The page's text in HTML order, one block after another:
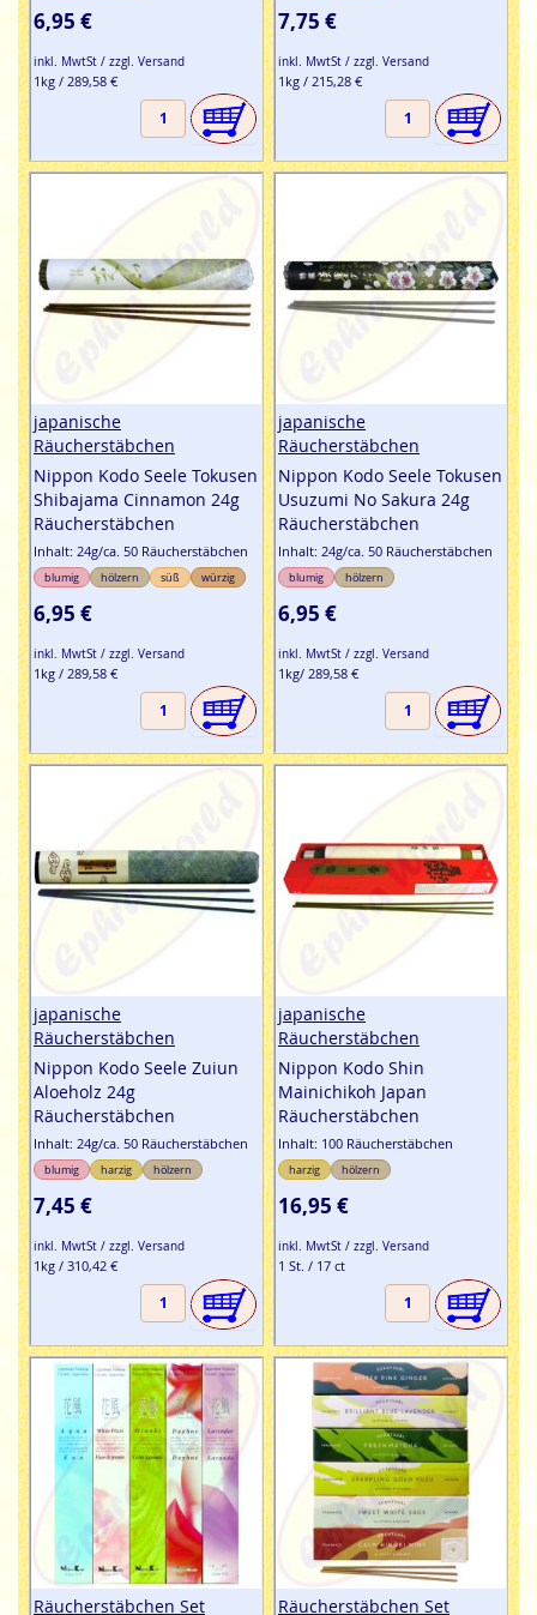
6,95 €
inkl. MwtSt / zzgl. Versand
1kg / 289,58 €
7,75 €
inkl. MwtSt / zzgl. Versand
1kg / 215,28 €
japanische
Räucherstäbchen
Nippon Kodo Seele Tokusen
Shibajama Cinnamon 24g
Räucherstäbchen
Inhalt: 24g/ca. 50 Räucherstäbchen
blumig hölzern süß würzig
6,95 €
inkl. MwtSt / zzgl. Versand
1kg / 289,58 €
japanische
Räucherstäbchen
Nippon Kodo Seele Tokusen
Usuzumi No Sakura 24g
Räucherstäbchen
Inhalt: 24g/ca. 50 Räucherstäbchen
blumig hölzern
6,95 €
inkl. MwtSt / zzgl. Versand
1kg/ 289,58 €
japanische
Räucherstäbchen
Nippon Kodo Seele Zuiun
Aloeholz 24g
Räucherstäbchen
Inhalt: 24g/ca. 50 Räucherstäbchen
blumig harzig hölzern
7,45 €
inkl. MwtSt / zzgl. Versand
1kg / 310,42 €
japanische
Räucherstäbchen
Nippon Kodo Shin
Mainichikoh Japan
Räucherstäbchen
Inhalt: 100 Räucherstäbchen
harzig hölzern
16,95 €
inkl. MwtSt / zzgl. Versand
1 St. / 17 ct
Räucherstäbchen Set
Räucherstäbchen Set